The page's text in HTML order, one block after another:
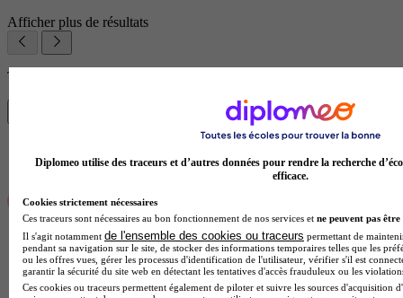
Afficher plus de résultats
Trouve ton diplôme en 1 min avec Diplomeo !
Diplomeo utilise des traceurs et d’autres données pour rendre la recherche
efficace.
Cookies strictement nécessaires
Ces traceurs sont nécessaires au bon fonctionnement de nos services et ne peuvent pas être
Il s'agit notamment de l'ensemble des cookies ou traceurs permettant de
pendant sa navigation sur le site, de stocker des informations temporaires telles que les
ou les offres vues, gérer les processus d'identification de l'utilisateur, vérifier s'il est
garantir la sécurité du site web en détectant les tentatives d'accès frauduleux ou les
Ces cookies ou traceurs permettent également de piloter et suivre les sources d'acquisition